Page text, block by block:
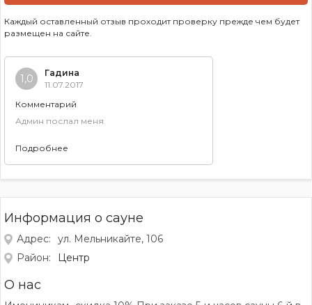
Каждый оставленный отзыв проходит проверку прежде чем будет
размещен на сайте.
1,0
Гадина
11.07.2017
Комментарий
Админ послал меня.
Подробнее
Информация о сауне
Адрес:
ул. Мельникайте, 106
Район:
Центр
О нас